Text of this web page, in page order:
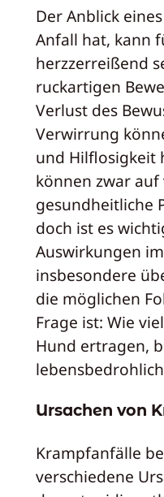
Der Anblick
Anfall hat, kann
herzzerreißend
ruckartigen
Verlust des
Verwirrung
und Hilflosigkeit
können zwar auf
gesundheitliche
doch ist es
Auswirkungen
insbesondere
die möglichen
Frage ist: Wie
Hund ertragen,
Ursachen von
Krampfanfälle
verschiedene